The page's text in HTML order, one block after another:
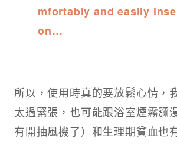
mfortably and easily
on…
所以，使用時真的要放鬆心情，
太過緊張，也可能跟浴室煙霧瀰
有開抽風機了）和生理期貧血也